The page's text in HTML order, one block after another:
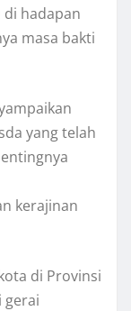
di hadapan
masa bakti
yang telah
kerajinan
di Provinsi
gerai